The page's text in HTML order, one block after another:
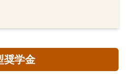
奨学金